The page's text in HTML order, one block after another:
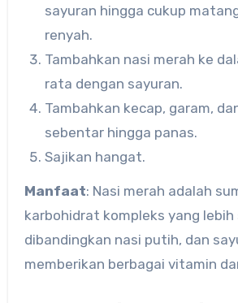
sayuran hingga cukup
renyah.
Tambahkan nasi merah ke
rata dengan sayuran.
Tambahkan kecap, garam,
sebentar hingga panas.
Sajikan hangat.
Manfaat: Nasi merah adalah
karbohidrat kompleks yang
dibandingkan nasi putih, dan
memberikan berbagai vitamin